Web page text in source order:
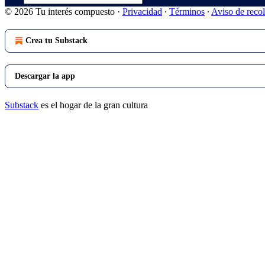
© 2026 Tu interés compuesto · Privacidad ∙ Términos ∙ Aviso de
Crea tu Substack
Descargar la app
Substack es el hogar de la gran cultura